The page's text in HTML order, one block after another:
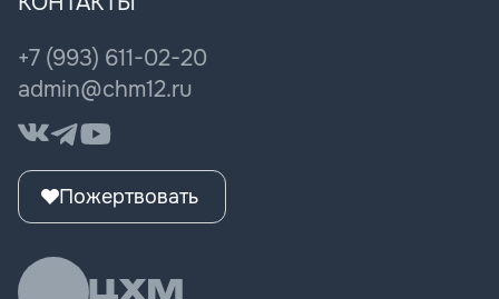
Культура поколения
Книги пастора
+7 (993) 611-02-20
admin@chm12.ru
Пожертвовать